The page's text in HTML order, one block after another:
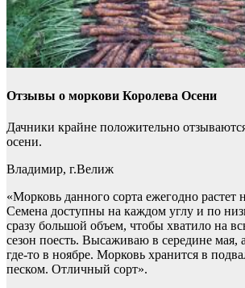
Отзывы о моркови Королева Осени
Дачники крайне положительно
осени.
Владимир, г.Велиж
«Морковь данного сорта ежегодно растет
Семена доступны на каждом углу и по
сразу большой объем, чтобы хватило на
сезон поесть. Высаживаю в середине мая,
где-то в ноябре. Морковь хранится в
песком. Отличный сорт».